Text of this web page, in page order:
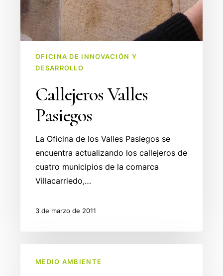
OFICINA DE INNOVACIÓN Y
DESARROLLO
Callejeros Valles
Pasiegos
La Oficina de los Valles Pasiegos se
encuentra actualizando los callejeros de
cuatro municipios de la comarca
Villacarriedo,…
3 de marzo de 2011
Energética-
MEDIO AMBIENTE